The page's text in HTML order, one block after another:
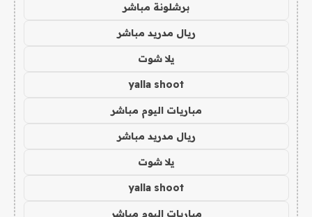
برشلونة مباشر
ريال مدريد مباشر
يلا شوت
yalla shoot
مباريات اليوم مباشر
ريال مدريد مباشر
يلا شوت
yalla shoot
مباريات اليوم مباشر